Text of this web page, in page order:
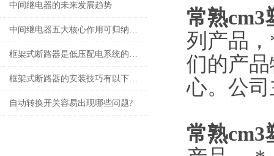
中间继电器的未来发展趋势
中间继电器五大核心作用可归纳如下
框架式断路器是低压配电系统的核心保护设备
框架式断路器的安装技巧有以下这些
自动转换开关容易出现哪些问题?
常熟cm3
列产品
们的产
心。公
常熟cm3